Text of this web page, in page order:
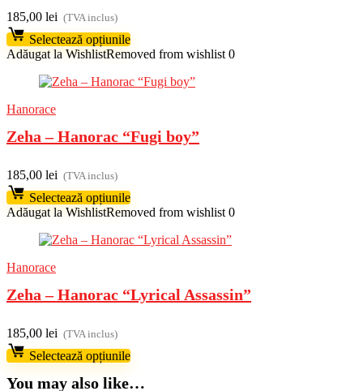
185,00 lei (TVA inclus)
Selectează opțiunile
Adăugat la WishlistRemoved from wishlist 0
Hanorace
Zeha – Hanorac “Fugi boy”
185,00 lei (TVA inclus)
Selectează opțiunile
Adăugat la WishlistRemoved from wishlist 0
Hanorace
Zeha – Hanorac “Lyrical Assassin”
185,00 lei (TVA inclus)
Selectează opțiunile
You may also like…